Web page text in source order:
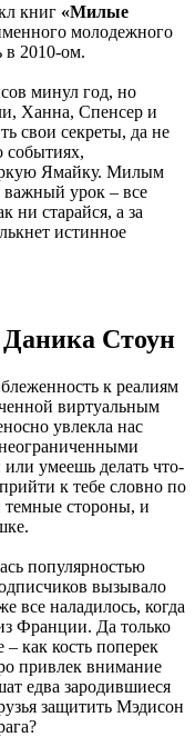
книг «Милые
молодежного
в 2010-ом.
минул год, но
Ханна, Спенсер и
свои секреты, да не
событиях,
Ямайку. Милым
важный урок – все
ни старайся, а за
истинное
Даника Стоун
к реалиям
виртуальным
увлекла нас
умеешь делать что-
к тебе словно по
темные стороны, и
популярностью
вызывало
все наладилось, когда
Франции. Да только
– как кость поперек
привлек внимание
едва зародившиеся
защитить Мэдисон